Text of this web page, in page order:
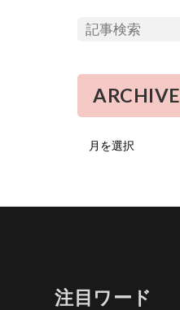
ARCHIVE
注目ワード